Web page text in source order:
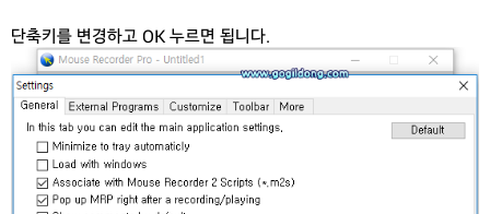
단축키를 변경하고 OK 누르면 됩니다.